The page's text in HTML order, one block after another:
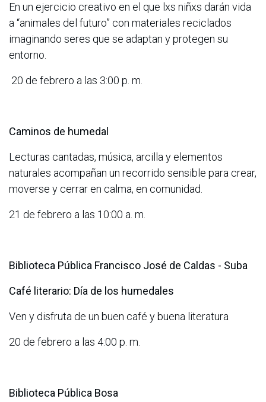
En un ejercicio creativo en el que lxs niñxs darán vida
a “animales del futuro” con materiales reciclados
imaginando seres que se adaptan y protegen su
entorno.
20 de febrero a las 3:00 p. m.
Caminos de humedal
Lecturas cantadas, música, arcilla y elementos
naturales acompañan un recorrido sensible para crear,
moverse y cerrar en calma, en comunidad.
21 de febrero a las 10:00 a. m.
Biblioteca Pública Francisco José de Caldas - Suba
Café literario: Día de los humedales
Ven y disfruta de un buen café y buena literatura
20 de febrero a las 4:00 p. m.
Biblioteca Pública Bosa